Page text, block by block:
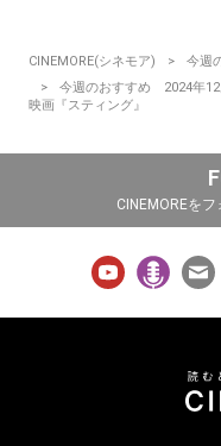
CINEMORE(シネモア)
今週
今週のおすすめ 2024年12
映画『スティング』
CINEMOREを